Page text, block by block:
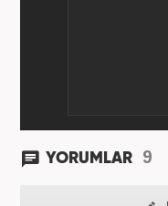
YORUMLAR 9